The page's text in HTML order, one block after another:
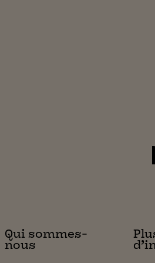
Qui sommes-
nous